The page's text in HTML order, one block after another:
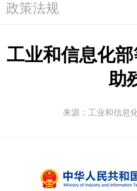
政策法规
工业和信息化
助
来源：工业和信